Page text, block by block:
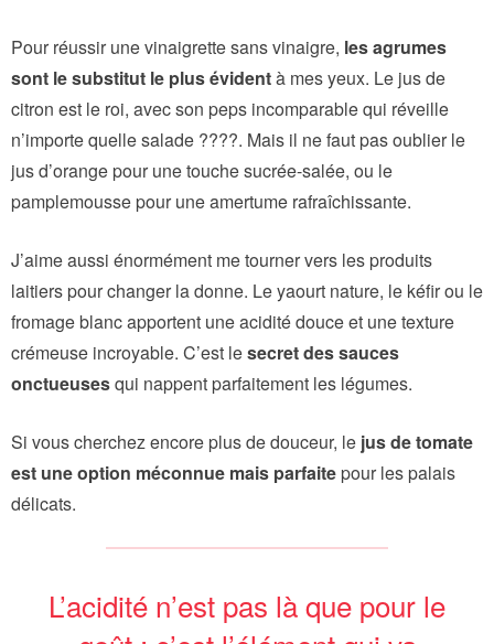
Pour réussir une vinaigrette sans vinaigre, les agrumes
sont le substitut le plus évidentà mes yeux. Le jus de
citron est le roi, avec son peps incomparable qui réveille
n’importe quelle salade ????. Mais il ne faut pas oublier le
jus d’orange pour une touche sucrée-salée, ou le
pamplemousse pour une amertume rafraîchissante.
J’aime aussi énormément me tourner vers les produits
laitiers pour changer la donne. Le yaourt nature, le kéfir ou le
fromage blanc apportent une acidité douce et une texture
crémeuse incroyable. C’est lesecret des sauces
onctueusesqui nappent parfaitement les légumes.
Si vous cherchez encore plus de douceur, le jus de tomate
est une option méconnue mais parfaite pour les palais
délicats.
L’acidité n’est pas là que pour le